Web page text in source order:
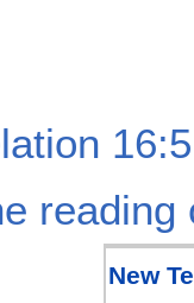
reading
New